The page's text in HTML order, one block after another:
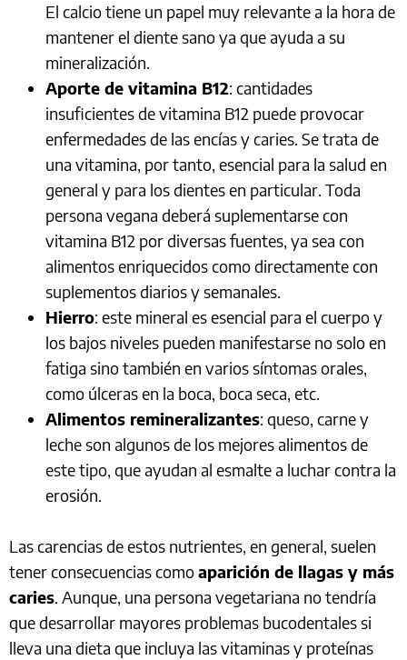
El calcio tiene un papel muy relevante a la hora de
mantener el diente sano ya que ayuda a su
mineralización.
Aporte de vitamina B12: cantidades
insuficientes de vitamina B12 puede provocar
enfermedades de las encías y caries. Se trata de
una vitamina, por tanto, esencial para la salud en
general y para los dientes en particular. Toda
persona vegana deberá suplementarse con
vitamina B12 por diversas fuentes, ya sea con
alimentos enriquecidos como directamente con
suplementos diarios y semanales.
Hierro: este mineral es esencial para el cuerpo y
los bajos niveles pueden manifestarse no solo en
fatiga sino también en varios síntomas orales,
como úlceras en la boca, boca seca, etc.
Alimentos remineralizantes: queso, carne y
leche son algunos de los mejores alimentos de
este tipo, que ayudan al esmalte a luchar contra la
erosión.
Las carencias de estos nutrientes, en general, suelen
tener consecuencias comoaparición de llagas y más
caries. Aunque, una persona vegetariana no tendría
que desarrollar mayores problemas bucodentales si
lleva una dieta que incluya las vitaminas y proteínas